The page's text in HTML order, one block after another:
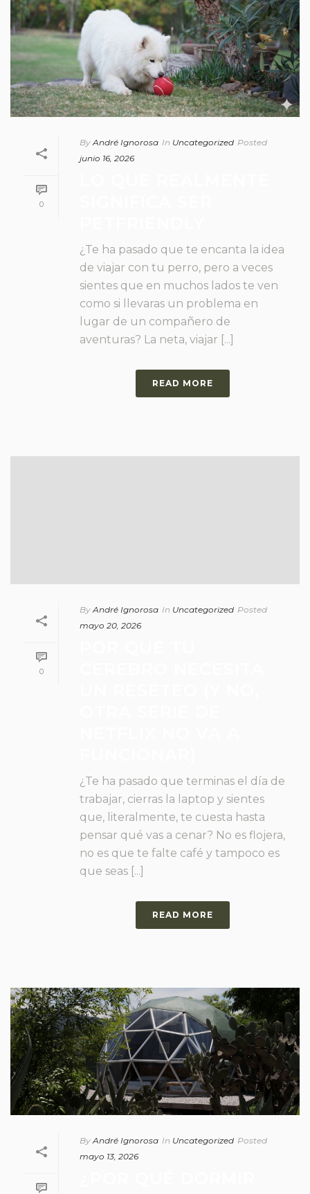
0
By André Ignorosa In Uncategorized Posted
junio 16, 2026
¿Te ha pasado que te encanta la idea
de viajar con tu perro, pero a veces
sientes que en muchos lados te ven
como si llevaras un problema en
lugar de un compañero de
aventuras? La neta, viajar [...]
READ MORE
0
By André Ignorosa In Uncategorized Posted
mayo 20, 2026
¿Te ha pasado que terminas el día de
trabajar, cierras la laptop y sientes
que, literalmente, te cuesta hasta
pensar qué vas a cenar? No es flojera,
no es que te falte café y tampoco es
que seas [...]
READ MORE
By André Ignorosa In Uncategorized Posted
mayo 13, 2026